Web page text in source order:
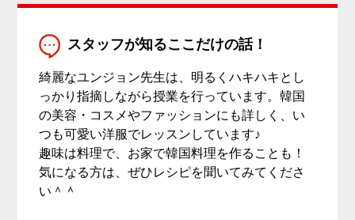
スタッフが知るここだけの話！
綺麗なユンジョン先生は、明るくハキハキとし
っかり指摘しながら授業を行っています。韓国
の美容・コスメやファッションにも詳しく、い
つも可愛い洋服でレッスンしています♪
趣味は料理で、お家で韓国料理を作ることも！
気になる方は、ぜひレシピを聞いてみてくださ
い＾＾